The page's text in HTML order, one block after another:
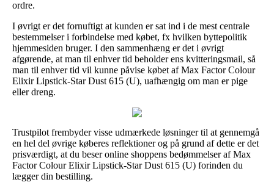
ordre.
I øvrigt er det fornuftigt at kunden er sat ind i de mest centrale
bestemmelser i forbindelse med købet, fx hvilken byttepolitik
hjemmesiden bruger. I den sammenhæng er det i øvrigt
afgørende, at man til enhver tid beholder ens kvitteringsmail, så
man til enhver tid vil kunne påvise købet af Max Factor Colour
Elixir Lipstick-Star Dust 615 (U), uafhængig om man er pige
eller dreng.
Trustpilot frembyder visse udmærkede løsninger til at gennemgå
en hel del øvrige køberes reflektioner og på grund af dette er det
prisværdigt, at du beser online shoppens bedømmelser af Max
Factor Colour Elixir Lipstick-Star Dust 615 (U) forinden du
lægger din bestilling.